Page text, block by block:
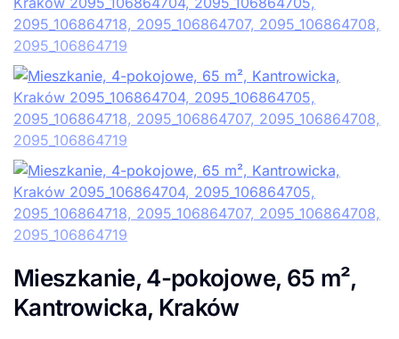
Mieszkanie, 4-pokojowe, 65 m²,
Kantrowicka, Kraków